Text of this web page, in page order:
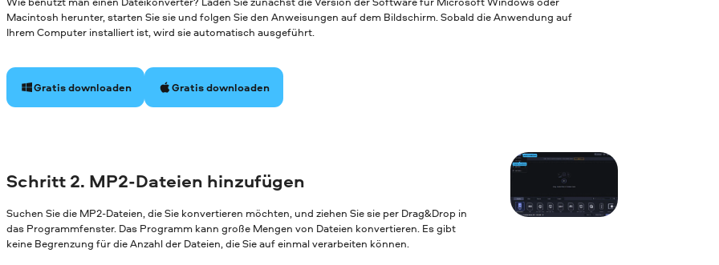
Macintosh herunter, starten Sie sie und folgen Sie den Anweisungen auf dem Bildschirm. Sobald die Anwendung auf
Ihrem Computer installiert ist, wird sie automatisch ausgeführt.
Gratis downloaden Gratis downloaden
Schritt 2. MP2-Dateien hinzufügen
Suchen Sie die MP2-Dateien, die Sie konvertieren möchten, und ziehen Sie sie per Drag&Drop in
das Programmfenster. Das Programm kann große Mengen von Dateien konvertieren. Es gibt
keine Begrenzung für die Anzahl der Dateien, die Sie auf einmal verarbeiten können.